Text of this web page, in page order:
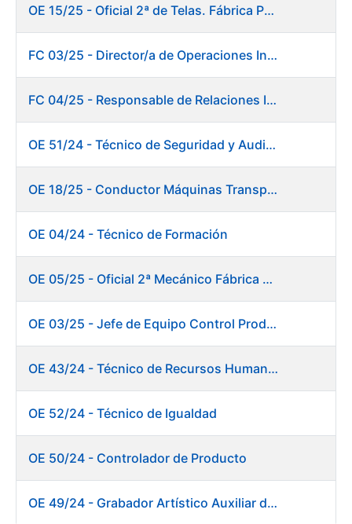
OE 15/25 - Oficial 2ª de Telas. Fábrica Papel
FC 03/25 - Director/a de Operaciones Industriales
FC 04/25 - Responsable de Relaciones Institucionales y Coordinación de Presidencia
OE 51/24 - Técnico de Seguridad y Auditoría Informática
OE 18/25 - Conductor Máquinas Transportadoras Elevadoras. Fábrica Papel
OE 04/24 - Técnico de Formación
OE 05/25 - Oficial 2ª Mecánico Fábrica Papel
OE 03/25 - Jefe de Equipo Control Productivo. Fábrica Papel
OE 43/24 - Técnico de Recursos Humanos
OE 52/24 - Técnico de Igualdad
OE 50/24 - Controlador de Producto
OE 49/24 - Grabador Artístico Auxiliar de Originales